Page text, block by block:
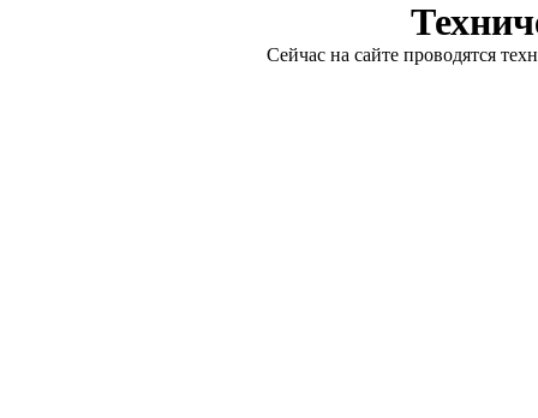
Сейчас на сайте проводятся